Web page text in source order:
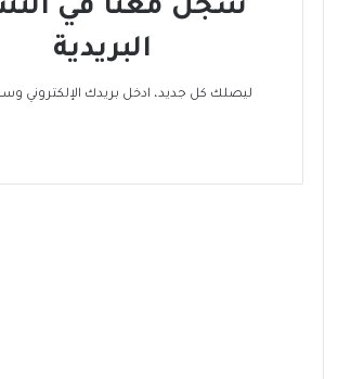
سجل معنا في
البريدية
ليصلك كل جديد، ادخل بريدك الإلكتروني